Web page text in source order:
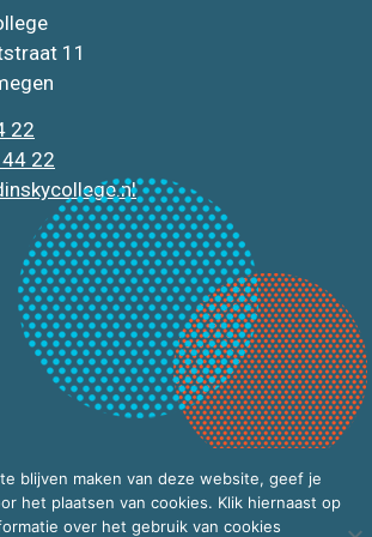
11
22
22
blijven maken van deze website, geef je
het plaatsen van cookies. Klik hiernaast op
over het gebruik van cookies